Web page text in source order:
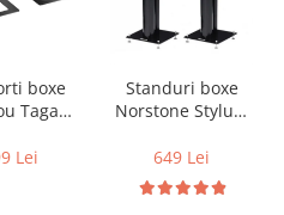
boxe
Taga
20D
Lei
Standuri boxe
Norstone Stylum
649 Lei